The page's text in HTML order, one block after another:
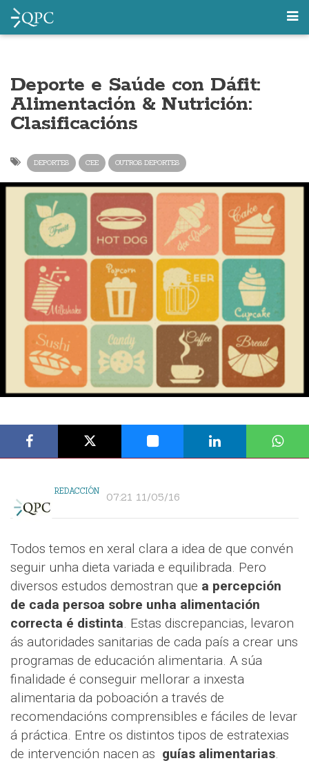
Deporte e Saúde con Dáfit:
Alimentación & Nutrición:
Clasificacións
DEPORTES CEE OUTROS DEPORTES
REDACCIÓN 07:21 11/05/16
Todos temos en xeral clara a idea de que convén
seguir unha dieta variada e equilibrada. Pero
diversos estudos demostran que a percepción
de cada persoa sobre unha alimentación
correcta é distinta. Estas discrepancias, levaron
ás autoridades sanitarias de cada país a crear uns
programas de educación alimentaria. A súa
finalidade é conseguir mellorar a inxesta
alimentaria da poboación a través de
recomendacións comprensibles e fáciles de levar
á práctica. Entre os distintos tipos de estratexias
de intervención nacen as guías alimentarias.